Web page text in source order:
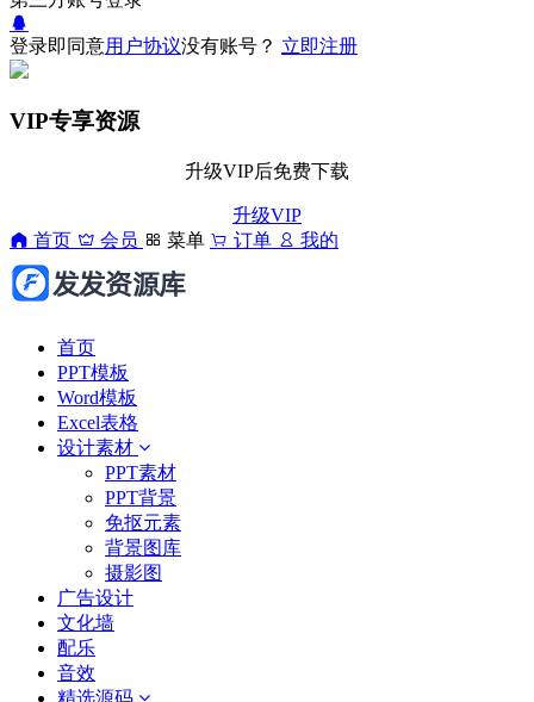
登录即同意用户协议没有账号？ 立即注册
VIP专享资源
升级VIP后免费下载
升级VIP
首页
会员 菜单 订单 我的
首页
PPT模板
Word模板
Excel表格
设计素材
PPT素材
PPT背景
免抠元素
背景图库
摄影图
广告设计
文化墙
配乐
音效
精选源码